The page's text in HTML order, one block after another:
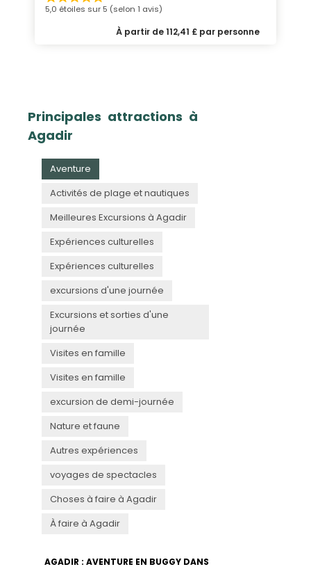
5,0 étoiles sur 5 (selon 1 avis)
À partir de 112,41 £ par personne
Principales attractions à
Agadir
Aventure
Activités de plage et nautiques
Meilleures Excursions à Agadir
Expériences culturelles
Expériences culturelles
excursions d'une journée
Excursions et sorties d'une
journée
Visites en famille
Visites en famille
excursion de demi-journée
Nature et faune
Autres expériences
voyages de spectacles
Choses à faire à Agadir
À faire à Agadir
AGADIR : AVENTURE EN BUGGY DANS